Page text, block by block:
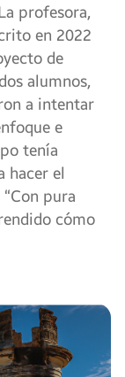
profesora,
en 2022
de
alumnos,
a intentar
e
tenía
hacer el
pura
cómo